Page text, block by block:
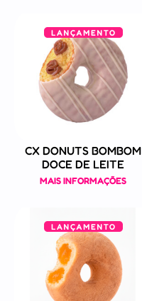
CX DONUTS BOMBOM
DOCE DE LEITE
MAIS INFORMAÇÕES